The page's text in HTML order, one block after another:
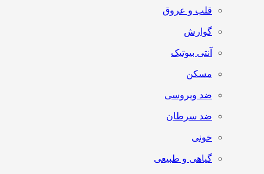
قلب و عروق
گوارش
آنتی‌ بیوتیک
مسکن
ضد ویروسی
ضد سرطان
خونی
گیاهی و طبیعی